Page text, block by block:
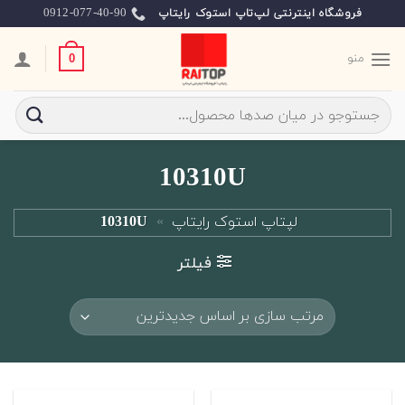
to
content
فروشگاه اینترنتی لپ‌تاپ استوک رایتاپ 0912-077-40-90
منو 0
جستجو
برای:
10310U
لپتاپ استوک رایتاپ »
10310U
فیلتر